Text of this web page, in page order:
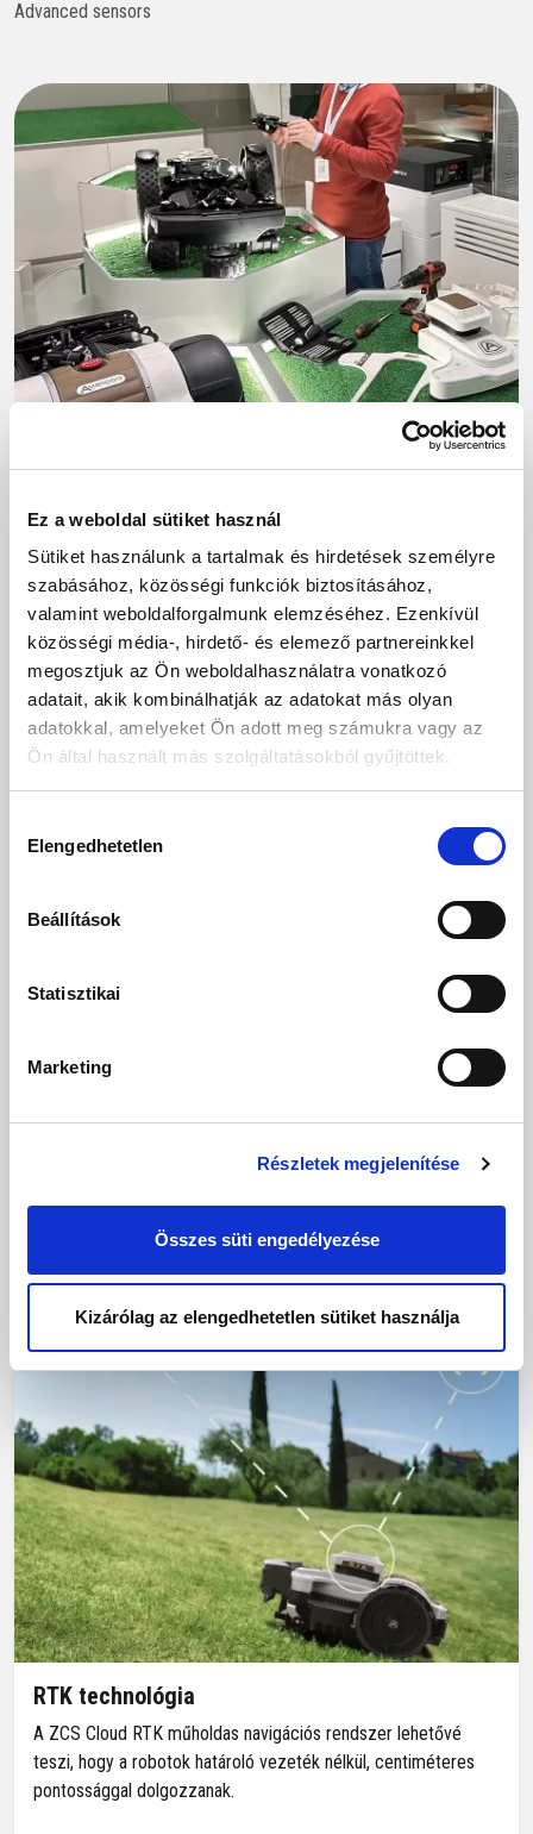
Ez a weboldal sütiket használ
Sütiket használunk a tartalmak és hirdetések személyre
szabásához, közösségi funkciók biztosításához,
valamint weboldalforgalmunk elemzéséhez. Ezenkívül
közösségi média-, hirdető- és elemező partnereinkkel
megosztjuk az Ön weboldalhasználatra vonatkozó
adatait, akik kombinálhatják az adatokat más olyan
adatokkal, amelyeket Ön adott meg számukra vagy az
Ön által használt más szolgáltatásokból gyűjtöttek.
kiválasztása
Elengedhetetlen
Beállítások
Statisztikai
Marketing
Részletek megjelenítése
Összes süti engedélyezése
Kizárólag az elengedhetetlen sütiket használja
Advanced sensors
Ambrogio Robot műszaki támogatás:
Mindig az Ön oldalán!
AZ AMBROGIO ROBOT VÁLASZTÁSA AZ INNOVÁCIÓRA,
MEGBÍZHATÓSÁGRA ÉS A KIVÁLÓ MŰSZAKI TÁMOGATÁSRA
VALÓ TÁMASZKODÁST JELENTI.
Tudjuk, mennyire fontos a gyors és hatékony támogatás biztosítása,
ezért többféle kapcsolattartási lehetőséget kínálunk, hogy a
segítségnyújtás egyszerű és könnyen elérhető legyen.
Ha segítségre van szüksége az Ambrogio Robothoz, az alábbi
Megbízható kereskedő
: Keresse meg a legközelebbi
ha online vásárolta a terméket.
: Szakértői csapatunk
Online kérés
: Töltse ki az űrlapot hivatalos weboldalunk
segítséget kapjon.
Amit aHome Smartkínál Önnek
RTK technológia
A ZCS Cloud RTK műholdas navigációs rendszer lehetővé
teszi, hogy a robotok határoló vezeték nélkül, centiméteres
pontossággal dolgozzanak.